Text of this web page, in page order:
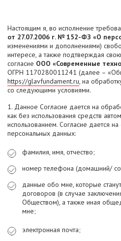
Настоящим я, во исполнение
от 27.07.2006 г. № 152-ФЗ «О
изменениями и дополнениями)
интересе, а также подтверждая
согласие ООО «Современные
ОГРН 1170280011241 (далее –
https://glavfundament.ru, на
со следующими условиями.
1. Данное Согласие дается на
как без использования средств
использованием. Согласие дается
персональных данных:
фамилия, имя, отчество;
номер телефона (домашний/
данные обо мне, которые
договоров (в случае
Обществом), а также иная
мне;
электронная почта;